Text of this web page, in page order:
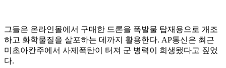
그들은 온라인몰에서 구매한 드론을 폭발물 탑재용으로 개조
하고 화학물질을 살포하는 데까지 활용한다. AP통신은 최근
미초아칸주에서 사제폭탄이 터져 군 병력이 희생됐다고 짚었
다.